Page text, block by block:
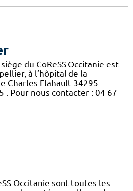
du CoReSS Occitanie est
à l’hôpital de la
Charles Flahault 34295
. Pour nous contacter : 04 67
Occitanie sont toutes les